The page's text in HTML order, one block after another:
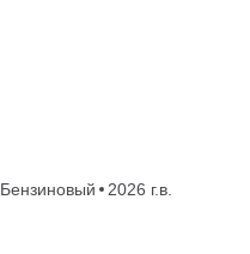
Бензиновый
2026 г.в.